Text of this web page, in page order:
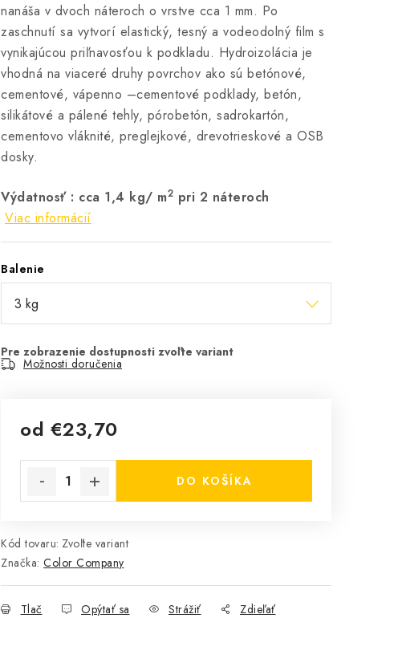
nanáša v dvoch náteroch o vrstve cca 1 mm. Po
zaschnutí sa vytvorí elastický, tesný a vodeodolný film s
vynikajúcou priľnavosťou k podkladu. Hydroizolácia je
vhodná na viaceré druhy povrchov ako sú betónové,
cementové, vápenno –cementové podklady, betón,
silikátové a pálené tehly, pórobetón, sadrokartón,
cementovo vláknité, preglejkové, drevotrieskové a OSB
dosky.
Výdatnosť : cca 1,4 kg/ m2 pri 2 náteroch
Viac informácií
Balenie
Možnosti doručenia
od €23,70
DO KOŠÍKA
Kód tovaru: Zvoľte variant
Značka: Color Company
Tlač Opýtať sa Strážiť Zdieľať